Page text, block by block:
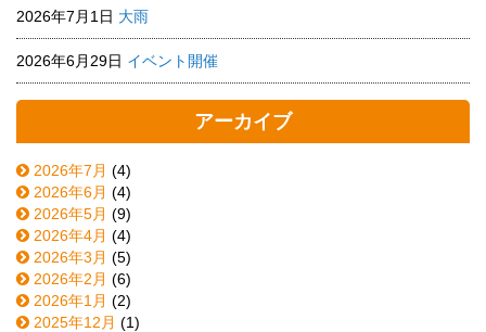
2026年7月1日 大雨
2026年6月29日 イベント開催
アーカイブ
2026年7月 (4)
2026年6月 (4)
2026年5月 (9)
2026年4月 (4)
2026年3月 (5)
2026年2月 (6)
2026年1月 (2)
2025年12月 (1)